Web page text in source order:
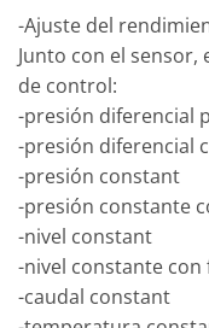
-Ajuste del
Junto con el sensor,
de control:
-presión diferencial
-presión diferencial
-presión constant
-presión constante
-nivel constant
-nivel constante
-caudal constant